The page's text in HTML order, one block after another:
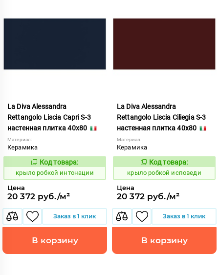
La Diva Alessandra
Rettangolo Liscia Capri S-3
настенная плитка 40x80
Материал:
Керамика
837908
Код товара:
крыло робкой интонации
Цена
20 372 руб./м²
Заказ в 1 клик
В корзину
La Diva Alessandra
Rettangolo Liscia Ciliegia S-3
настенная плитка 40x80
Материал:
Керамика
837910
Код товара:
крыло робкой исповеди
Цена
20 372 руб./м²
Заказ в 1 клик
В корзину